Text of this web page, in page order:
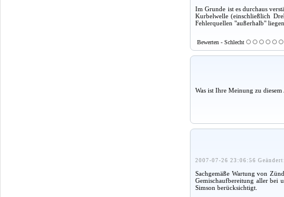
Im Grunde ist es durchaus
Kurbelwelle (einschließlich
Fehlerquellen "außerhalb" liegen.
Bewerten - Schlecht
Was ist Ihre Meinung zu
2007-07-26 23:06:56
Sachgemäße Wartung von
Gemischaufbereitung aller bei
Simson berücksichtigt.